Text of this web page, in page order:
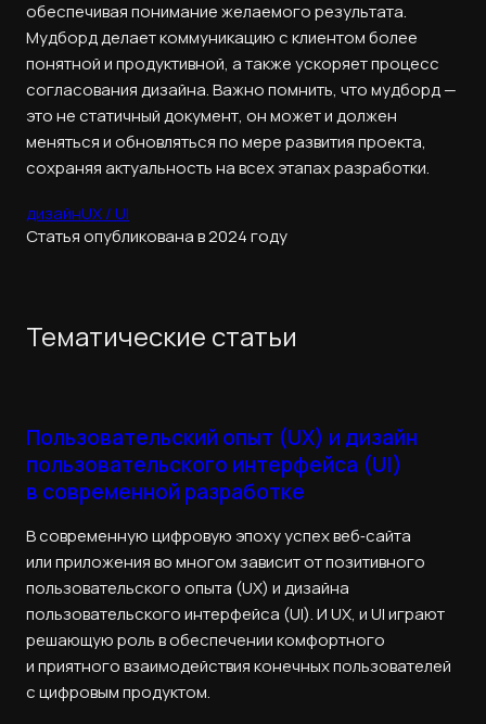
обеспечивая понимание желаемого результата.
Мудборд делает коммуникацию с клиентом более
понятной и продуктивной, а также ускоряет процесс
согласования дизайна. Важно помнить, что мудборд —
это не статичный документ, он может и должен
меняться и обновляться по мере развития проекта,
сохраняя актуальность на всех этапах разработки.
дизайнUX / UI
Статья опубликована в 2024 году
Тематические статьи
Пользовательский опыт (UX) и дизайн
пользовательского интерфейса (UI)
в современной разработке
В современную цифровую эпоху успех веб‑сайта
или приложения во многом зависит от позитивного
пользовательского опыта (UX) и дизайна
пользовательского интерфейса (UI). И UX, и UI играют
решающую роль в обеспечении комфортного
и приятного взаимодействия конечных пользователей
с цифровым продуктом.